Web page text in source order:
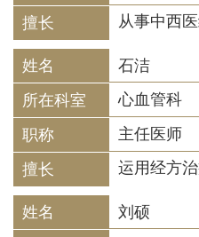
石洁
心血管科
主任医师
刘硕